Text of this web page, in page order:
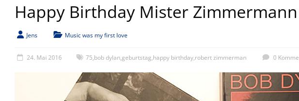
Happy Birthday Mister Zimmermann
Jens Music was my first love
24. Mai 2016 75,bob dylan,geburtstag,happy birthday,robert zimmerman 0